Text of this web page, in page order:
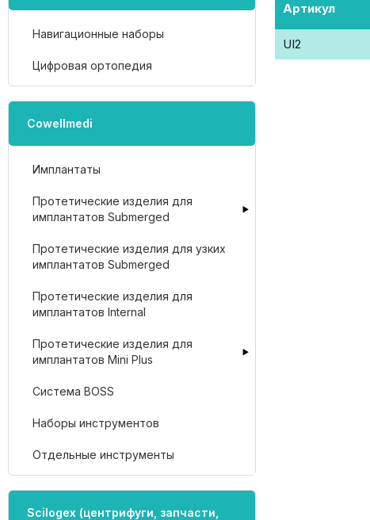
Навигационные наборы
Цифровая ортопедия
Cowellmedi
Имплантаты
Протетические изделия для
имплантатов Submerged
Протетические изделия для узких
имплантатов Submerged
Протетические изделия для
имплантатов Internal
Протетические изделия для
имплантатов Mini Plus
Система BOSS
Наборы инструментов
Отдельные инструменты
Scilogex (центрифуги, запчасти,
Артикул
UI2